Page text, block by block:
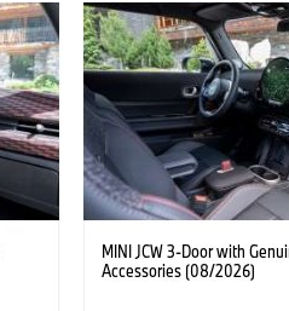
MINI JCW 3-Door with
Accessories (08/2026)